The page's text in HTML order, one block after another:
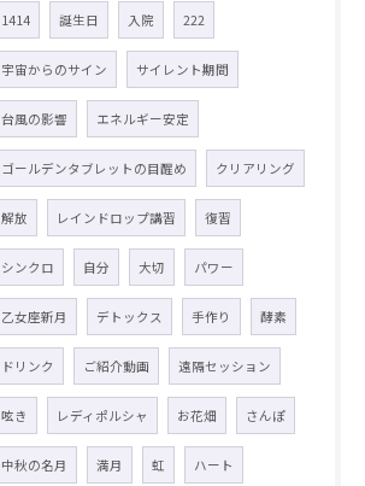
1414 誕生日 入院 222
宇宙からのサイン サイレント期間
台風の影響 エネルギー安定
ゴールデンタブレットの目醒め クリアリング
解放 レインドロップ講習 復習
シンクロ 自分 大切 パワー
乙女座新月 デトックス 手作り 酵素
ドリンク ご紹介動画 遠隔セッション
呟き レディポルシャ お花畑 さんぽ
中秋の名月 満月 虹 ハート